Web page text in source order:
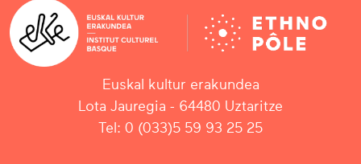
Euskal kultur erakundea
Lota Jauregia - 64480 Uztaritze
Tel: 0 (033)5 59 93 25 25